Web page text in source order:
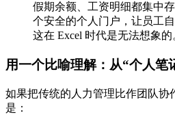
假期余额、工资明细都集中
个安全的个人门户，让员工
这在 Excel 时代是无法想象的
用一个比喻理解：从“个人笔
如果把传统的人力管理比作团队协
是：